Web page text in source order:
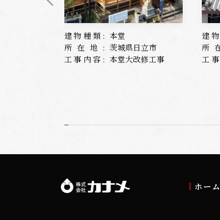
建物種類: 本堂
所在地: 茨城県日立市
工事内容: 本堂大改修工事
建
所
工
ホー